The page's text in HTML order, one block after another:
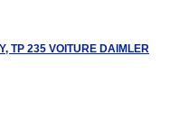
TP 235 VOITURE DAIMLER